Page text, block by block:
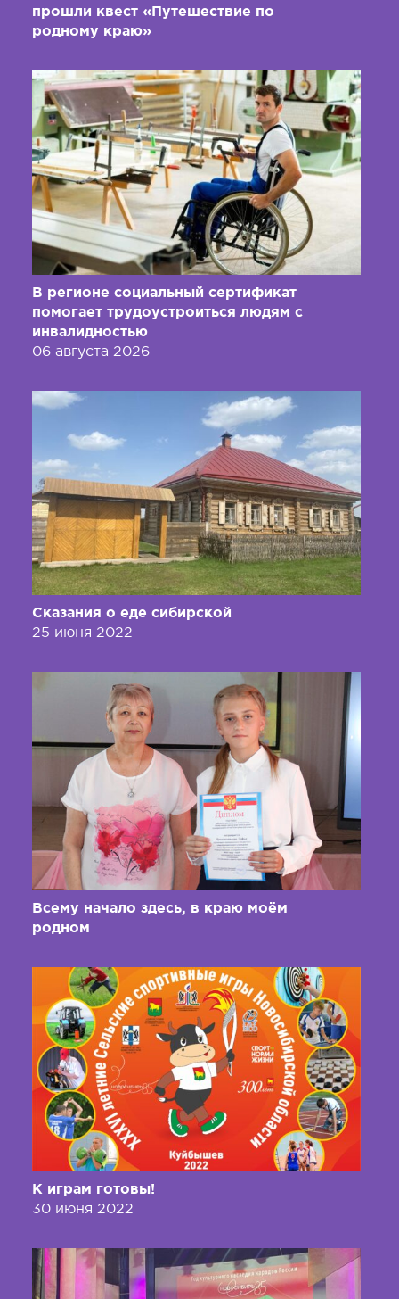
прошли квест «Путешествие по
родному краю»
В регионе социальный сертификат
помогает трудоустроиться людям с
инвалидностью
06 августа 2026
Сказания о еде сибирской
25 июня 2022
Всему начало здесь, в краю моём
родном
К играм готовы!
30 июня 2022